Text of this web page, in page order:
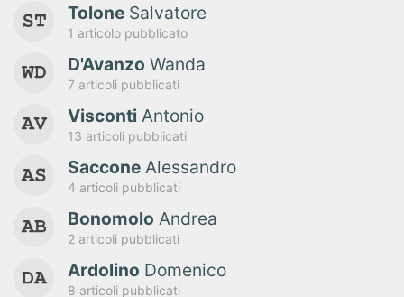
Tolone Salvatore
1 articolo pubblicato
D'Avanzo Wanda
7 articoli pubblicati
Visconti Antonio
13 articoli pubblicati
Saccone Alessandro
4 articoli pubblicati
Bonomolo Andrea
2 articoli pubblicati
Ardolino Domenico
8 articoli pubblicati